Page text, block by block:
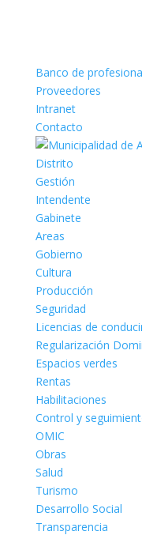
Banco de
Proveedores
Intranet
Contacto
Distrito
Gestión
Intendente
Gabinete
Areas
Gobierno
Cultura
Producción
Seguridad
Licencias de
Regularización
Espacios verdes
Rentas
Habilitaciones
Control y
OMIC
Obras
Salud
Turismo
Desarrollo Social
Transparencia